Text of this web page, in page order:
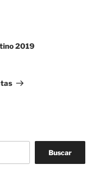
2019
Buscar